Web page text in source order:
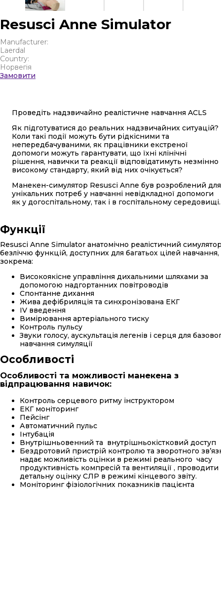
Resusci Anne Simulator
Manufacturer:
Laerdal
Country:
Норвегія
Замовити
Проведіть надзвичайно реалістичне навчання ACLS
Як підготуватися до реальних надзвичайних ситуацій?
Коли такі події можуть бути рідкісними та
непередбачуваними, як працівники екстреної
допомоги можуть гарантувати, що їхні клінічні
рішення, навички та реакції відповідатимуть незмінно
високому стандарту, який від них очікується?
Манекен-симулятор Resusci Anne був розроблений для
унікальних потреб у навчанні невідкладної допомоги
як у догоспітальному, так і в госпітальному середовищі.
Функції
Resusci Anne Simulator анатомічно реалістичний
безліччю функцій, доступних для багатьох цілей навчання,
зокрема:
Високоякісне управління дихальними шляхами за
допомогою надгортанних повітроводів
Спонтанне дихання
Жива дефібриляція та синхронізована ЕКГ
IV введення
Вимірювання артеріального тиску
Контроль пульсу
Звуки голосу, аускультація легенів і серця для
навчання симуляції
Особливості
Особливості та можливості манекена з
відпрацювання навичок:
Контроль серцевого ритму інструктором
ЕКГ моніторинг
Пейсінг
Автоматичний пульс
Інтубація
Внутрішньовенний та внутрішньокістковий доступ
Бездротовий пристрій контролю та зворотного
надає можливість оцінки в режимі реального часу
продуктивність компресій та вентиляції , проводити
детальну оцінку СЛР в режимі кінцевого звіту.
Моніторинг фізіологічних показників пацієнта